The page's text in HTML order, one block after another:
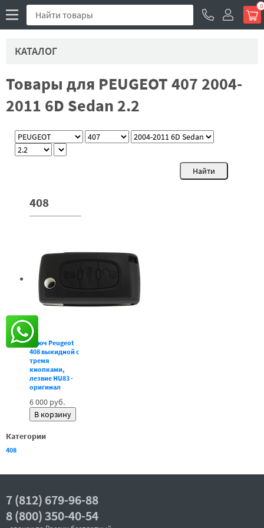
0
КАТАЛОГ
Товары для PEUGEOT 407 2004-
2011 6D Sedan 2.2
408
Ключ Peugeot
408 выкидной с
тремя
кнопками,
лезвие HU83 -
оригинал
6 000 руб.
Категории
408
7 (812) 679-96-88
8 (800) 350-40-54